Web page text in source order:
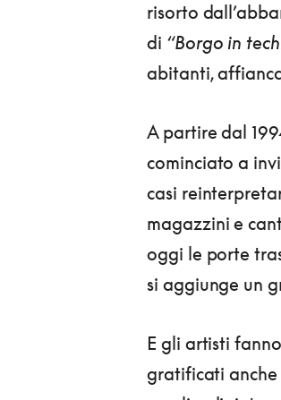
risorto
di “Borgo in
abitanti,
A partire dal
cominciato a
casi
magazzini e
oggi le porte
si aggiunge un
E gli artisti
gratificati anche